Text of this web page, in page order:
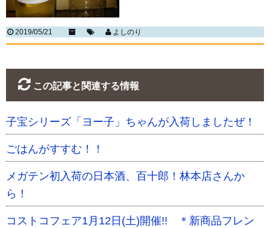
2019/05/21 よしのり
この記事と関連する情報
子宝シリーズ「ヨー子」ちゃんが入荷しましたぜ！
ごはんがすすむ！！
メガテン初入荷の日本酒、百十郎！林本店さんか
ら！
コストコフェア1月12日(土)開催!! ＊新商品フレン